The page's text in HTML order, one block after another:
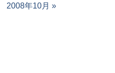
2008年10月